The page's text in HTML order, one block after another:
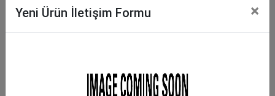
Yeni Ürün İletişim Formu ×